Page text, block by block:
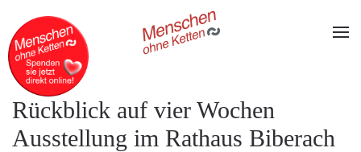
Zum Hauptinhalt springen
Rückblick auf vier Wochen
Ausstellung im Rathaus Biberach